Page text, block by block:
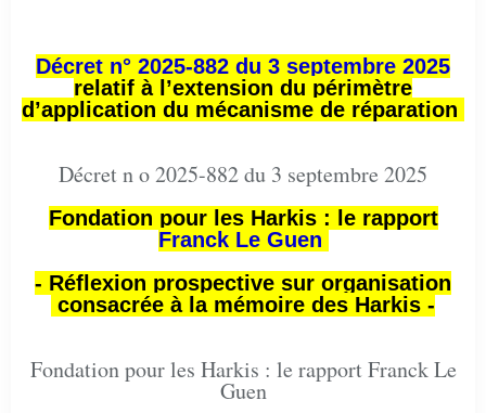
Décret n° 2025-882 du 3 septembre 2025
relatif à l’extension du périmètre
d’application du mécanisme de réparation
Décret n o 2025-882 du 3 septembre 2025
Fondation pour les Harkis : le rapport
Franck Le Guen
- Réflexion prospective sur organisation
consacrée à la mémoire des Harkis -
Fondation pour les Harkis : le rapport Franck Le
Guen